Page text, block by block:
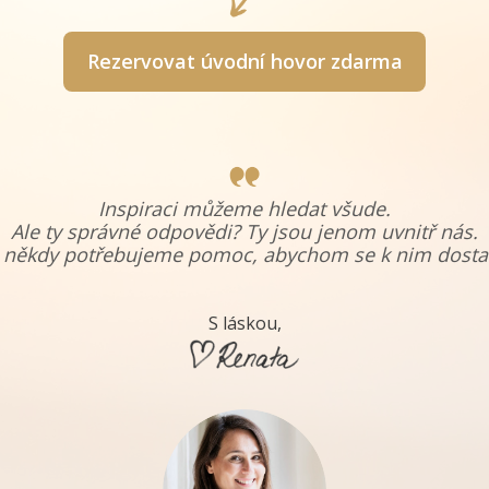
Rezervovat úvodní hovor zdarma
Inspiraci můžeme hledat všude.
Ale ty správné odpovědi? Ty jsou jenom uvnitř nás.
někdy potřebujeme pomoc, abychom se k nim
S láskou,